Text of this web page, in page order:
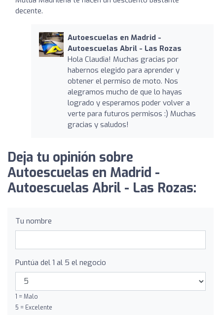
decente.
Autoescuelas en Madrid -
Autoescuelas Abril - Las Rozas
Hola Claudia! Muchas gracias por
habernos elegido para aprender y
obtener el permiso de moto. Nos
alegramos mucho de que lo hayas
logrado y esperamos poder volver a
verte para futuros permisos :) Muchas
gracias y saludos!
Deja tu opinión sobre
Autoescuelas en Madrid -
Autoescuelas Abril - Las Rozas:
Tu nombre
Puntúa del 1 al 5 el negocio
1 = Malo
5 = Excelente